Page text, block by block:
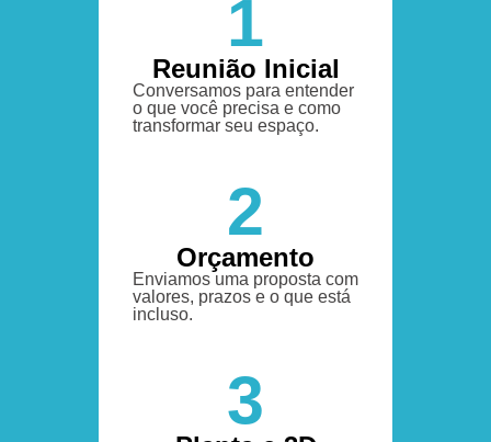
1
Reunião Inicial
Conversamos para entender
o que você precisa e como
transformar seu espaço.
2
Orçamento
Enviamos uma proposta com
valores, prazos e o que está
incluso.
3